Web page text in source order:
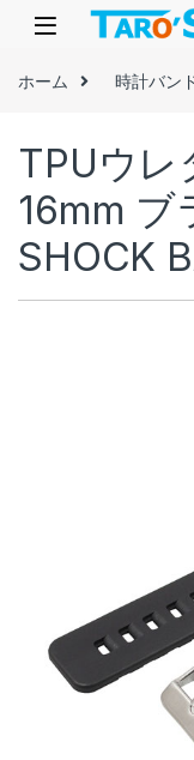
Skip to navigation
Skip to content
ホーム 時計バン
TPUウレ
16mm ブ
SHOCK